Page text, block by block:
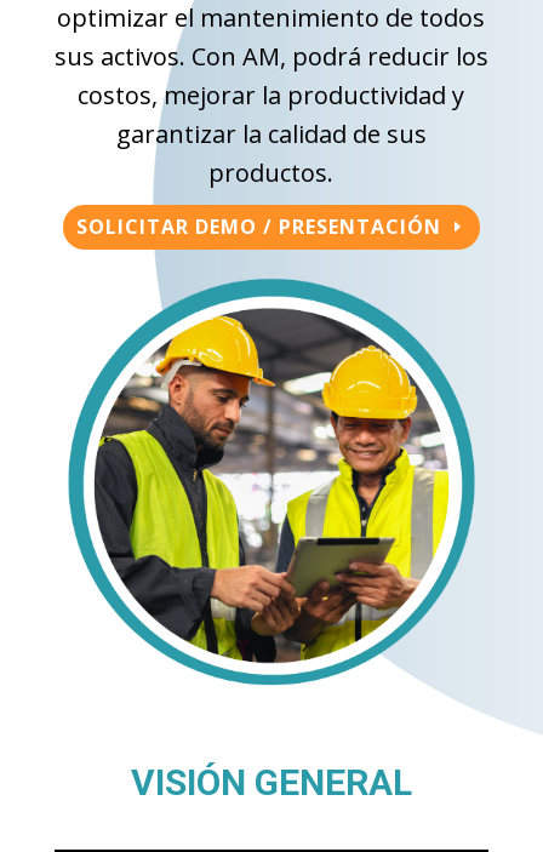
optimizar el mantenimiento de todos
sus activos. Con AM, podrá reducir los
costos, mejorar la productividad y
garantizar la calidad de sus
productos.
SOLICITAR DEMO / PRESENTACIÓN
VISIÓN GENERAL